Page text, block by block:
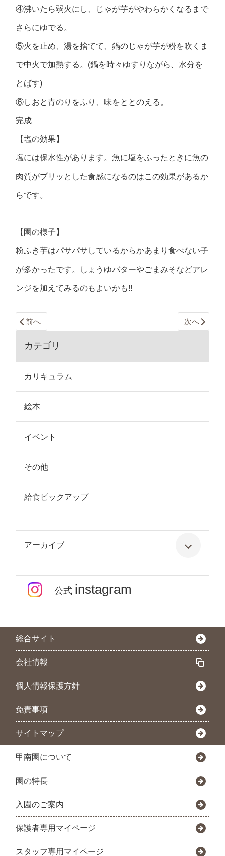
④沸いたら弱火にし、じゃが芋がやわらかくなるまで
さらにゆでる。
⑤火を止め、湯を捨てて、鍋のじゃが芋が粉を吹くま
で中火で加熱する。(鍋を時々ゆすりながら、水分を
とばす)
⑥しおと青のりをふり、味をととのえる。
完成
【塩の効果】
塩には保水性があります。魚に塩をふったときに魚の
肉質がプリッとした食感になるのはこの効果があるか
らです。
【園の様子】
粉ふき芋はパサパサしているからかあまり食べない子
が多かったです。しょうゆバターやごまみそなどアレ
ンジを加えてみるのもよいかも!!
前へ 次へ
カテゴリ
カリキュラム
絵本
イベント
その他
給食ピックアップ
アーカイブ
公式 instagram
総合サイト
会社情報
個人情報保護方針
免責事項
サイトマップ
甲南園について
園の特長
入園のご案内
保護者専用マイページ
スタッフ専用マイページ